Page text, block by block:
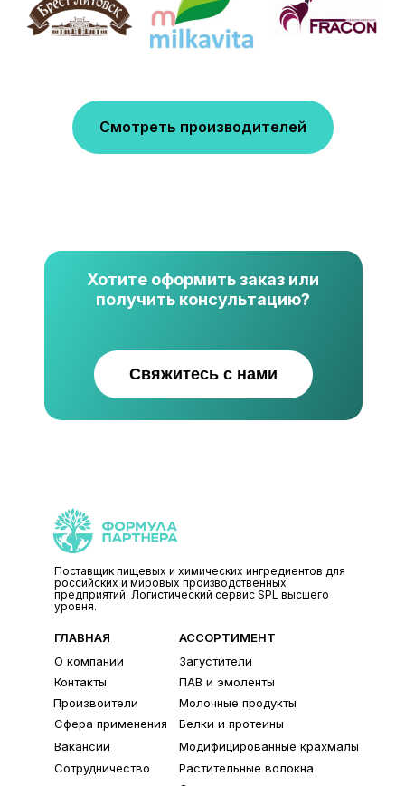
Смотреть производителей
Свяжитесь с нами
Хотите оформить заказ или
получить консультацию?
Поставщик пищевых и химических ингредиентов для
российских и мировых производственных
предприятий. Логистический сервис SPL высшего
уровня.
О компании
Контакты
Произвоители
Сфера применения
Вакансии
Сотрудничество
ГЛАВНАЯ
Загустители
ПАВ и эмоленты
Молочные продукты
Белки и протеины
Модифицированные крахмалы
Растительные волокна
АССОРТИМЕНТ